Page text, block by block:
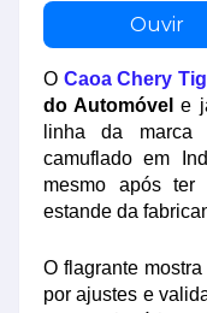
Ouvir
O Caoa Chery
do Automóvel e
linha da marca
camuflado em
mesmo após
estande da
O flagrante
por ajustes e